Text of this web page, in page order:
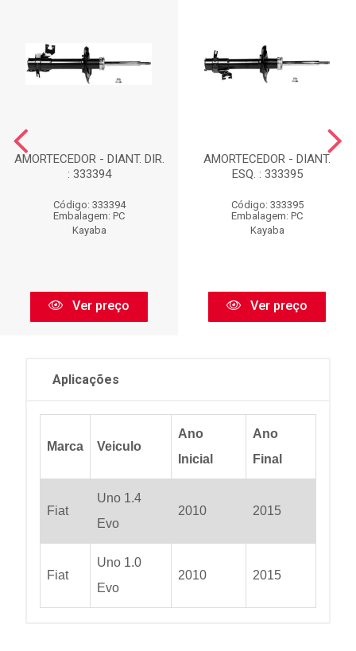
AMORTECEDOR - DIANT. DIR.
: 333394
Código: 333394
Embalagem: PC
Kayaba
Ver preço
AMORTECEDOR - DIANT.
ESQ. : 333395
Código: 333395
Embalagem: PC
Kayaba
Ver preço
Aplicações
Marca Veiculo
Ano
Inicial
Ano
Final
Fiat
Uno 1.4
Evo
2010 2015
Fiat
Uno 1.0
Evo
2010 2015